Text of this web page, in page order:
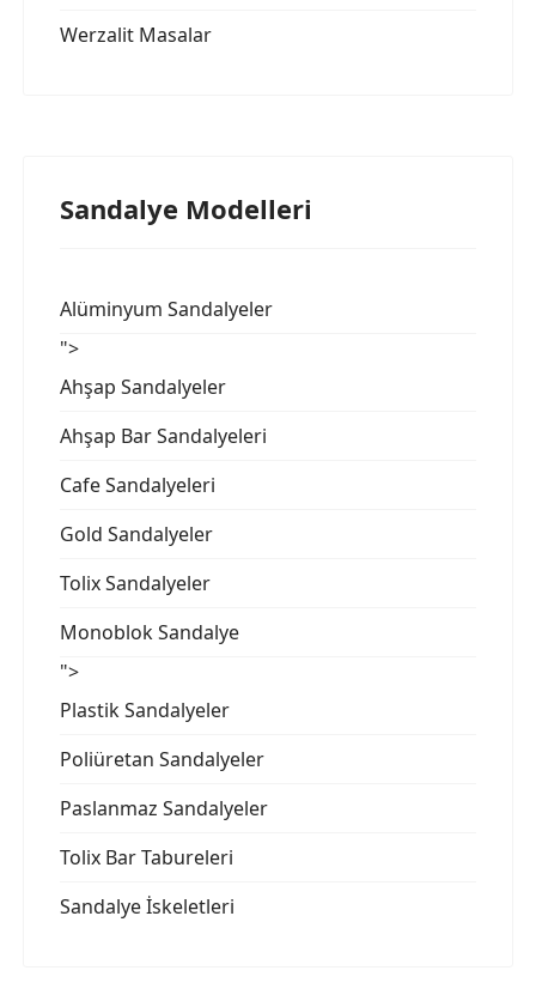
Werzalit Masalar
Sandalye Modelleri
Alüminyum Sandalyeler
">
Ahşap Sandalyeler
Ahşap Bar Sandalyeleri
Cafe Sandalyeleri
Gold Sandalyeler
Tolix Sandalyeler
Monoblok Sandalye
">
Plastik Sandalyeler
Poliüretan Sandalyeler
Paslanmaz Sandalyeler
Tolix Bar Tabureleri
Sandalye İskeletleri